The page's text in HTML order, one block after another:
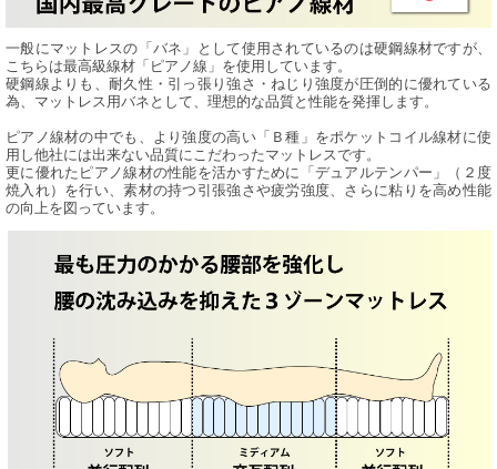
一般にマットレスの「バネ」として使用されているのは硬鋼線材ですが、
こちらは最高級線材「ピアノ線」を使用しています。
硬鋼線よりも、耐久性・引っ張り強さ・ねじり強度が圧倒的に優れている
為、マットレス用バネとして、理想的な品質と性能を発揮します。
ピアノ線材の中でも、より強度の高い「Ｂ種」をポケットコイル線材に使
用し他社には出来ない品質にこだわったマットレスです。
更に優れたピアノ線材の性能を活かすために「デュアルテンパー」（２度
焼入れ）を行い、素材の持つ引張強さや疲労強度、さらに粘りを高め性能
の向上を図っています。